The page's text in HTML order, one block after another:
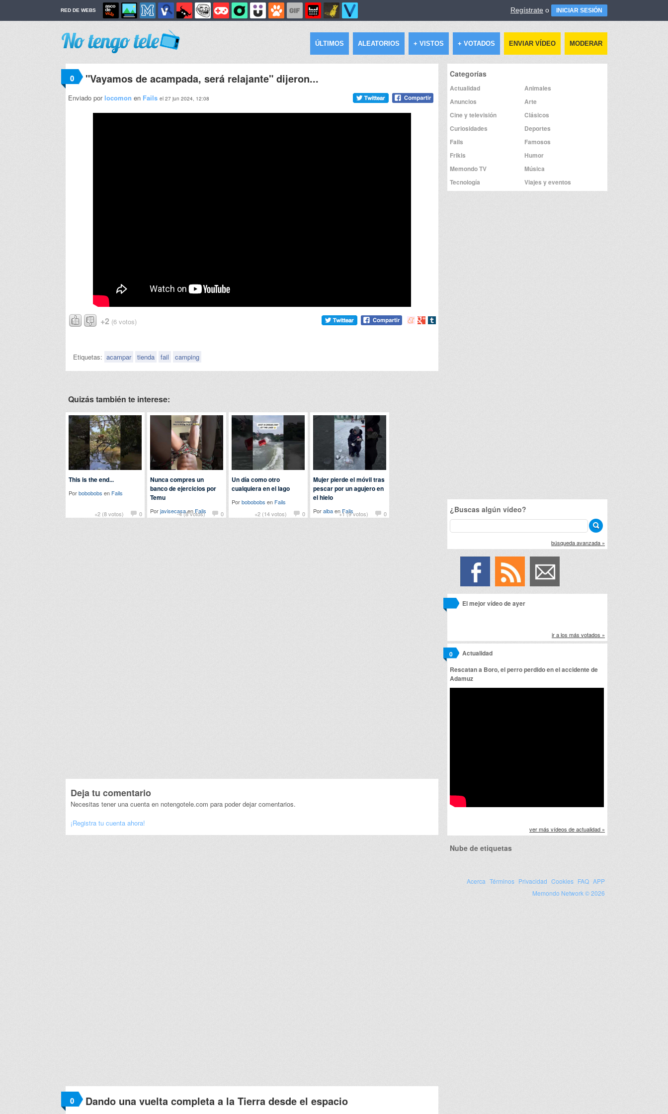
RED DE WEBS Regístrate o INICIAR SESIÓN
ÚLTIMOS ALEATORIOS + VISTOS + VOTADOS ENVIAR VÍDEO MODERAR
0 "Vayamos de acampada, será relajante" dijeron...
Enviado por locomon en Fails el 27 jun 2024, 12:08
+2 (6 votos)
Compartir
Compartir
Compartir
Etiquetas: acampar tienda fail camping
Quizás también te interese:
+2 (8 votos) 0
This is the end...
Porbobobobs en Fails
-4 (8 votos) 0
Nunca compres un
banco de ejercicios por
Temu
Porjavisecasaen Fails +2 (14 votos) 0
Un día como otro
cualquiera en el lago
Porbobobobs en Fails
+1 (9 votos)
0
Mujer pierde el móvil tras
pescar por un agujero en
el hielo
Poralbaen Fails
Deja tu comentario
Necesitas tener una cuenta en notengotele.com para poder dejar comentarios.
¡Registra tu cuenta ahora!
0 Dando una vuelta completa a la Tierra desde el espacio
Categorías
Actualidad
Animales
Anuncios
Arte
Cine y televisión
Clásicos
Curiosidades
Deportes
Fails
Famosos
Frikis
Humor
Memondo TV
Música
Tecnología
Viajes y eventos
¿Buscas algún vídeo?
búsqueda avanzada »
El mejor vídeo de ayer
ir a los más votados »
Actualidad
0
Rescatan a Boro, el perro perdido en el accidente de
Adamuz
ver más vídeos de actualidad »
Nube de etiquetas
Acerca Términos Privacidad Cookies FAQ APP
Memondo Network © 2026